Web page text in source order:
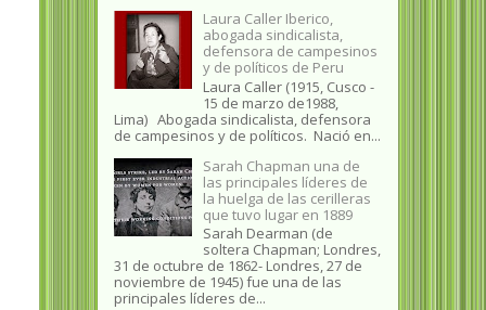
Laura Caller Iberico,
abogada sindicalista,
defensora de campesinos
y de políticos de Peru
Laura Caller (1915, Cusco -
15 de marzo de1988,
Lima) Abogada sindicalista, defensora
de campesinos y de políticos. Nació en...
Sarah Chapman una de
las principales líderes de
la huelga de las cerilleras
que tuvo lugar en 1889
Sarah Dearman (de
soltera Chapman; Londres,
31 de octubre de 1862​- Londres, 27 de
noviembre de 1945)​ fue una de las
principales líderes de...